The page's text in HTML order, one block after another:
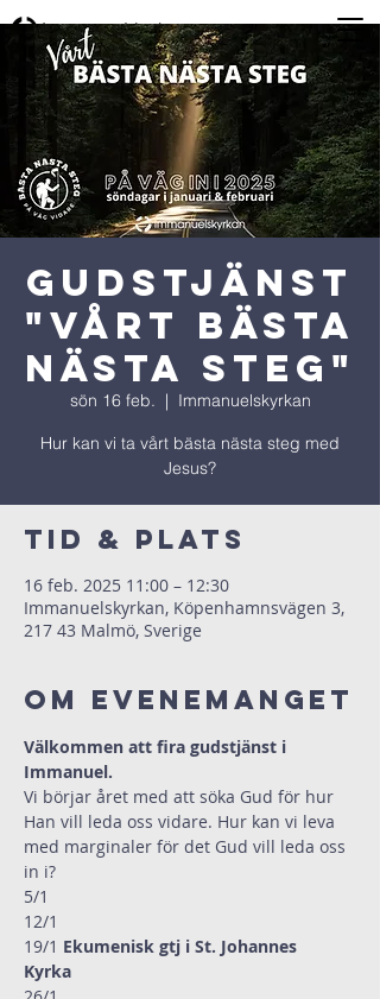
GUDSTJÄNST
"Vårt bästa
nästa steg"
sön 16 feb.
  |
Immanuelskyrkan
Hur kan vi ta vårt bästa nästa steg med
Jesus?
Tid & Plats
16 feb. 2025 11:00 – 12:30
Immanuelskyrkan, Köpenhamnsvägen 3,
217 43 Malmö, Sverige
Om evenemanget
Välkommen att fira gudstjänst i
Immanuel.
Vi börjar året med att söka Gud för hur
Han vill leda oss vidare. Hur kan vi leva
med marginaler för det Gud vill leda oss
in i?
5/1
12/1
19/1 Ekumenisk gtj i St. Johannes
Kyrka